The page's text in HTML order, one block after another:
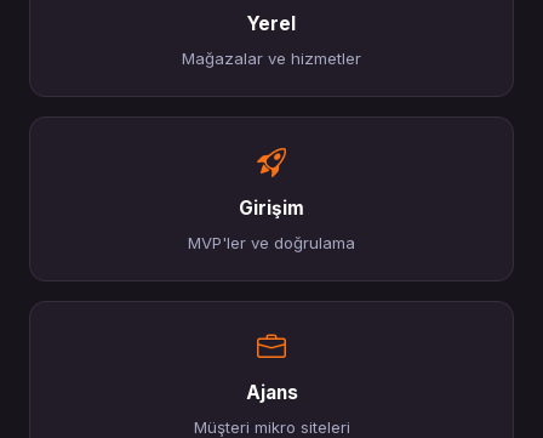
Yerel
Mağazalar ve hizmetler
Girişim
MVP'ler ve doğrulama
Ajans
Müşteri mikro siteleri